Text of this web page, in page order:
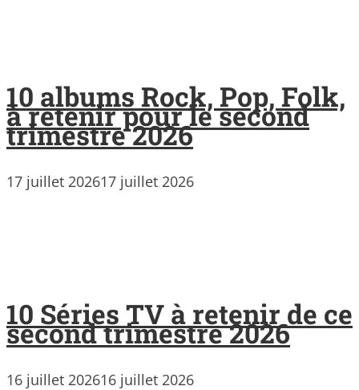
10 albums Rock, Pop, Folk,
à retenir pour le second
trimestre 2026
17 juillet 202617 juillet 2026
10 Séries TV à retenir de ce
second trimestre 2026
16 juillet 202616 juillet 2026